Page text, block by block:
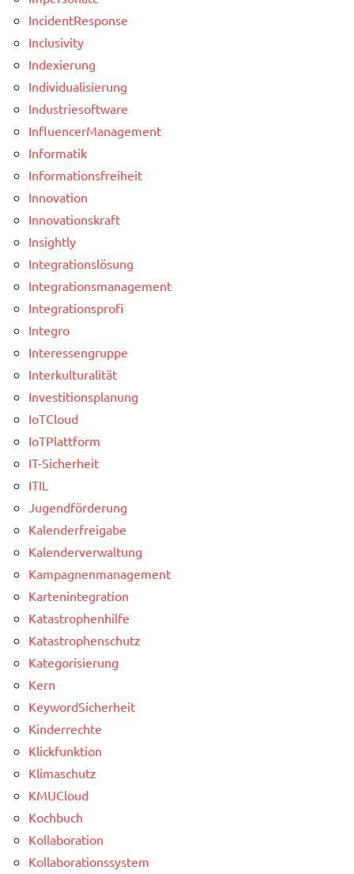
IncidentResponse
Inclusivity
Indexierung
Individualisierung
Industriesoftware
InfluencerManagement
Informatik
Informationsfreiheit
Innovation
Innovationskraft
Insightly
Integrationslösung
Integrationsmanagement
Integrationsprofi
Integro
Interessengruppe
Interkulturalität
Investitionsplanung
IoTCloud
IoTPlattform
IT-Sicherheit
ITIL
Jugendförderung
Kalenderfreigabe
Kalenderverwaltung
Kampagnenmanagement
Kartenintegration
Katastrophenhilfe
Katastrophenschutz
Kategorisierung
Kern
KeywordSicherheit
Kinderrechte
Klickfunktion
Klimaschutz
KMUCloud
Kochbuch
Kollaboration
Kollaborationssystem